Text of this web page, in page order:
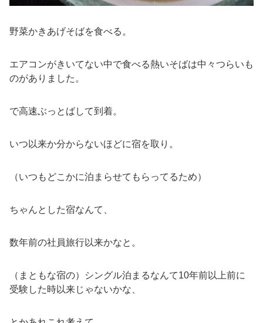
野菜かきあげそばを食べる。
エアコンがきいてない中で食べる熱いそばは中々つらいも
のがありました。
で高速ぶっとばして到着。
いつ以来か分からないほどに宿を取り。
（いつもどこかに泊まらせてもらってるため）
ちゃんとした宿なんて、
数年前の社員旅行以来かなと。
（まともな宿の）シングル泊まるなんて10年前以上前に
受験した時以来じゃないかな、